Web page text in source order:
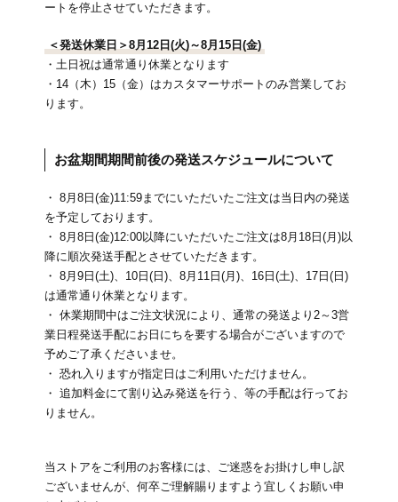
ートを停止させていただきます。
＜発送休業日＞8月12日(火)～8月15日(金)
・土日祝は通常通り休業となります
・14（木）15（金）はカスタマーサポートのみ営業してお
ります。
お盆期間期間前後の発送スケジュールについて
・ 8月8日(金)11:59までにいただいたご注文は当日内の発送
を予定しております。
・ 8月8日(金)12:00以降にいただいたご注文は8月18日(月)以
降に順次発送手配とさせていただきます。
・ 8月9日(土)、10日(日)、8月11日(月)、16日(土)、17日(日)
は通常通り休業となります。
・ 休業期間中はご注文状況により、通常の発送より2～3営
業日程発送手配にお日にちを要する場合がございますので
予めご了承くださいませ。
・ 恐れ入りますが指定日はご利用いただけません。
・ 追加料金にて割り込み発送を行う、等の手配は行ってお
りません。
当ストアをご利用のお客様には、ご迷惑をお掛けし申し訳
ございませんが、何卒ご理解賜りますよう宜しくお願い申